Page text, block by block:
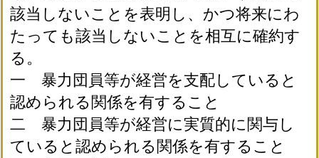
該当しないことを表明し、かつ将来にわ
たっても該当しないことを相互に確約す
る。
一 暴力団員等が経営を支配していると
認められる関係を有すること
二 暴力団員等が経営に実質的に関与し
ていると認められる関係を有すること